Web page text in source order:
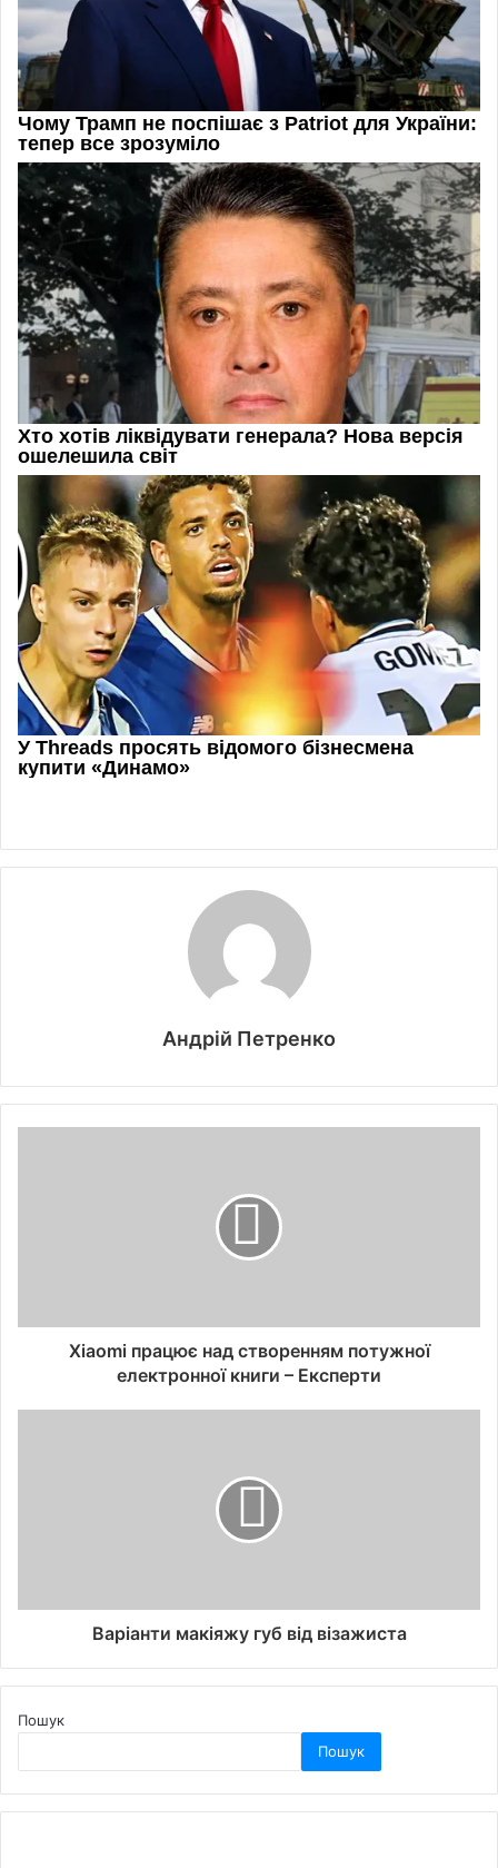
Андрій Петренко
Xiaomi працює над створенням потужної
електронної книги – Експерти
Варіанти макіяжу губ від візажиста
Пошук
Пошук